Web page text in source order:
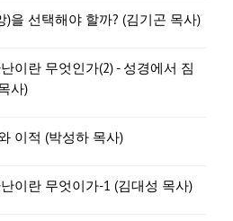
을 선택해야 할까? (김기곤 목사)
이란 무엇인가(2) - 성경에서 짐
사)
이적 (박성하 목사)
이란 무엇이가-1 (김대성 목사)